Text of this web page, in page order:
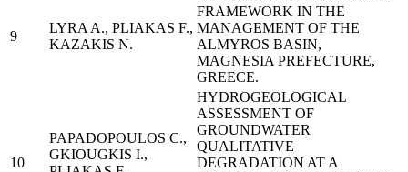
9
LYRA A., PLIAKAS F.,
KAZAKIS N.
FRAMEWORK IN THE
MANAGEMENT OF THE
ALMYROS BASIN,
MAGNESIA PREFECTURE,
GREECE.
10
PAPADOPOULOS C.,
GKIOUGKIS I.,
HYDROGEOLOGICAL
ASSESSMENT OF
GROUNDWATER
QUALITATIVE
DEGRADATION AT A